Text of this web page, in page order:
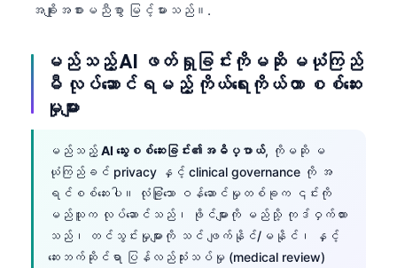
အချိုးအစားမညီစွာ မြင့်မားသည်။.
မည်သည့် AI ဖတ်ရှုခြင်းကိုမဆို မယုံကြည်
မီ လုပ်ဆောင်ရမည့် ကိုယ်ရေးကိုယ်တာ စစ်ဆေး
မှုများ
မည်သည့် AI သွေးစစ်ဆေးခြင်း၏အဓိပ္ပာယ်, ကိုမဆို မ
ယုံကြည်ခင် privacy နှင့် clinical governance ကို အ
ရင်စစ်ဆေးပါ။ လုံခြုံသော ဝန်ဆောင်မှုတစ်ခုက ၎င်းကို
မည်သူက လုပ်ဆောင်သည်၊ ဖိုင်များကို မည်သို့ ကုဒ်ဝှက်ထား
သည်၊ တင်သွင်းမှုများကို သင် ဖျက်နိုင်/မနိုင်၊ နှင့်
ဆေးဘက်ဆိုင်ရာ ပြန်လည်သုံးသပ်မှု (medical review)
Русский
Lietuvių kalba
Polski
한국어
Magyar
Shqip
اردو